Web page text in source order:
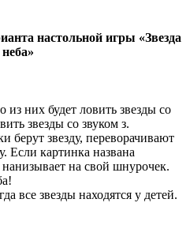
настольной игры «Звезда
неба»
из них будет ловить звезды со
звезды со звуком з.
берут звезду, переворачивают
Если картинка названа
на свой шнурочек.
все звезды находятся у детей.